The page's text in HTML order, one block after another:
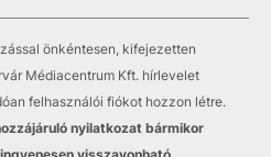
önkéntesen, kifejezetten
Médiacentrum Kft. hírlevelet
felhasználói fiókot hozzon létre.
nyilatkozat bármikor